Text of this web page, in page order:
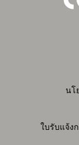
นโ
ใบรับแจ้ง